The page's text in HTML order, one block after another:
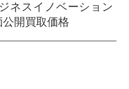
ネスイノベーション
開買取価格